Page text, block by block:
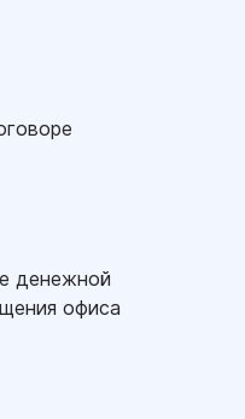
денежной
офиса